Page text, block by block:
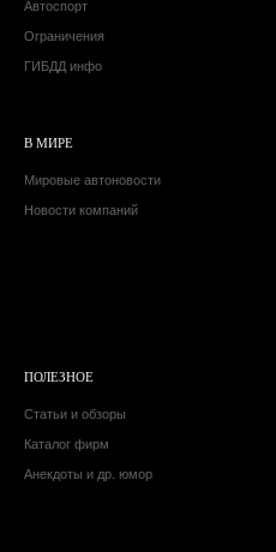
Автоспорт
Ограничения
ГИБДД инфо
В МИРЕ
Мировые автоновости
Новости компаний
ПОЛЕЗНОЕ
Статьи и обзоры
Каталог фирм
Анекдоты и др. юмор